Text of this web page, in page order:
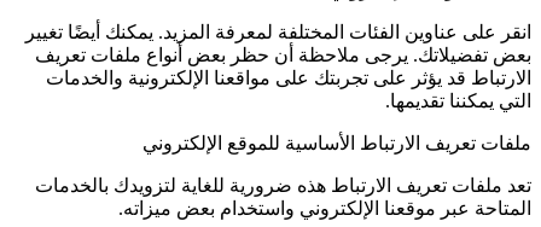
على عناوين الفئات المختلفة لمعرفة المزيد. يمكنك أيضًا تغيير
تفضيلاتك. يرجى ملاحظة أن حظر بعض أنواع ملفات تعريف
قد يؤثر على تجربتك على مواقعنا الإلكترونية والخدمات
يمكننا تقديمها.
تعريف الارتباط الأساسية للموقع الإلكتروني
ملفات تعريف الارتباط هذه ضرورية للغاية لتزويدك بالخدمات
عبر موقعنا الإلكتروني واستخدام بعض ميزاته.